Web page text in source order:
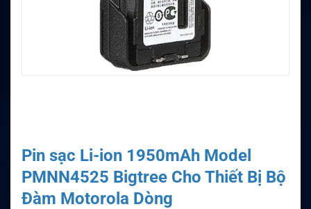
Pin sạc Li-ion 1950mAh Model
PMNN4525 Bigtree Cho Thiết Bị Bộ
Đàm Motorola Dòng